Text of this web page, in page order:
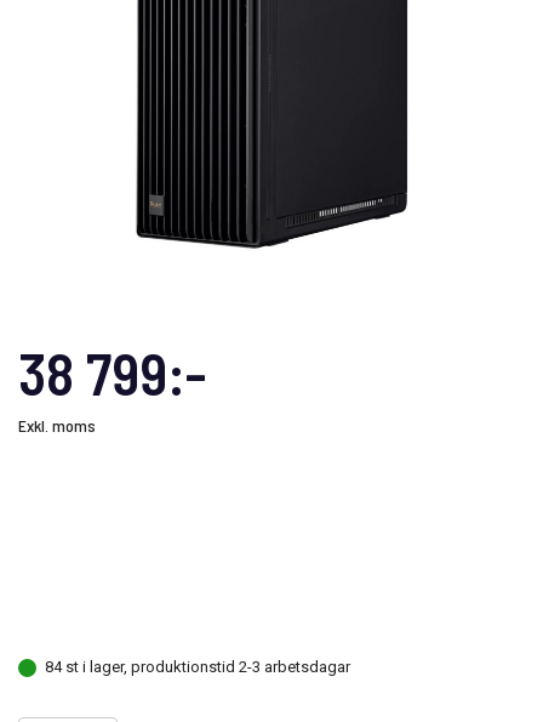
38 799:-
Exkl. moms
84 st i lager, produktionstid 2-3 arbetsdagar